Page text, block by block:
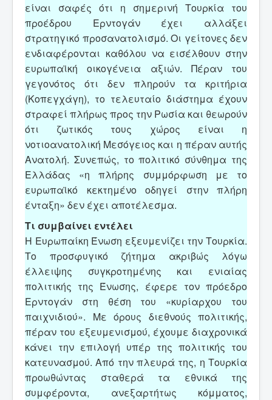
είναι σαφές ότι η σημερινή Τουρκία του
προέδρου Ερντογάν έχει αλλάξει
στρατηγικό προσανατολισμό. Οι γείτονες δεν
ενδιαφέρονται καθόλου να εισέλθουν στην
ευρωπαϊκή οικογένεια αξιών. Πέραν του
γεγονότος ότι δεν πληρούν τα κριτήρια
(Κοπεγχάγη), το τελευταίο διάστημα έχουν
στραφεί πλήρως προς την Ρωσία και θεωρούν
ότι ζωτικός τους χώρος είναι η
νοτιοανατολική Μεσόγειος και η πέραν αυτής
Ανατολή. Συνεπώς, το πολιτικό σύνθημα της
Ελλάδας «η πλήρης συμμόρφωση με το
ευρωπαϊκό κεκτημένο οδηγεί στην πλήρη
ένταξη» δεν έχει αποτέλεσμα.
Τι συμβαίνει εντέλει
Η Ευρωπαίκη Ένωση εξευμενίζει την Τουρκία.
Το προσφυγικό ζήτημα ακριβώς λόγω
έλλειψης συγκροτημένης και ενιαίας
πολιτικής της Ένωσης, έφερε τον πρόεδρο
Ερντογάν στη θέση του «κυρίαρχου του
παιχνιδιού». Με όρους διεθνούς πολιτικής,
πέραν του εξευμενισμού, έχουμε διαχρονικά
κάνει την επιλογή υπέρ της πολιτικής του
κατευνασμού. Από την πλευρά της, η Τουρκία
προωθώντας σταθερά τα εθνικά της
συμφέροντα, ανεξαρτήτως κόμματος,